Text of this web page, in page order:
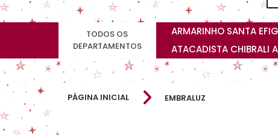
TODOS OS
DEPARTAMENTOS
ARMARINHO SANTA
ATACADISTA CHIBRALI
PÁGINA INICIAL EMBRALUZ